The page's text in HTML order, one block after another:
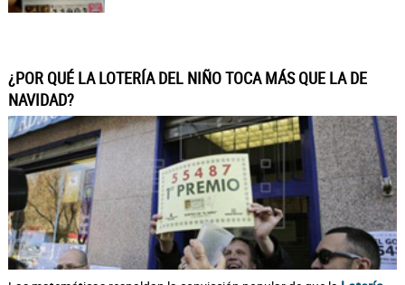
¿POR QUÉ LA LOTERÍA DEL NIÑO TOCA MÁS QUE LA DE
NAVIDAD?